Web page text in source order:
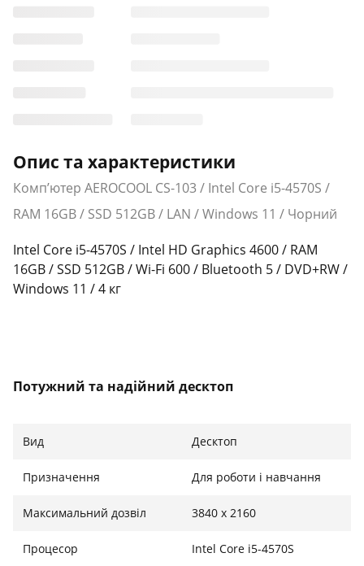
Опис та характеристики
Комп’ютер AEROCOOL CS-103 / Intel Core i5-4570S /
RAM 16GB / SSD 512GB / LAN / Windows 11 / Чорний
Intel Core i5-4570S / Intel HD Graphics 4600 / RAM
16GB / SSD 512GB / Wi-Fi 600 / Bluetooth 5 / DVD+RW /
Windows 11 / 4 кг
Потужний та надійний десктоп
Core i5-4570S з чотирма ядрами та частотою до 3.6
продуктивність для роботи з офісними програмами,
Інтегрована відеокарта Intel HD Graphics 4600
у високій якості без додаткових витрат на дискретну
Вид Десктоп
Призначення Для роботи і навчання
Максимальний дозвіл 3840 x 2160
Процесор Intel Core i5-4570S